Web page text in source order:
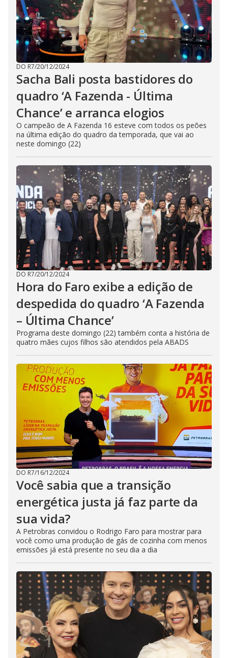
DO R7/20/12/2024
Sacha Bali posta bastidores do
quadro ‘A Fazenda - Última
Chance’ e arranca elogios
O campeão de A Fazenda 16 esteve com todos os peões
na última edição do quadro da temporada, que vai ao
neste domingo (22)
DO R7/20/12/2024
Hora do Faro exibe a edição de
despedida do quadro ‘A Fazenda
– Última Chance’
Programa deste domingo (22) também conta a história de
quatro mães cujos filhos são atendidos pela ABADS
DO R7/16/12/2024
Você sabia que a transição
energética justa já faz parte da
sua vida?
A Petrobras convidou o Rodrigo Faro para mostrar para
você como uma produção de gás de cozinha com menos
emissões já está presente no seu dia a dia